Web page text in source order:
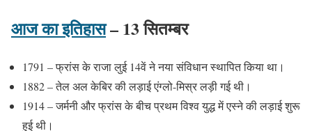
आज का इतिहास– 13 सितम्बर
1791 – फ्रांस के राजा लुई 14वें ने नया संविधान स्थापित किया था।
1882 – तेल अल केबिर की लड़ाई एंग्लो-मिस्र लड़ी गई थी।
1914 – जर्मनी और फ्रांस के बीच प्रथम विश्व युद्ध में एस्ने की लड़ाई शुरू
हुई थी।